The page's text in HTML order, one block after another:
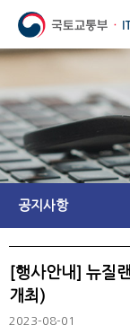
공지사항
[행사안내] 뉴질
개최)
2023-08-01